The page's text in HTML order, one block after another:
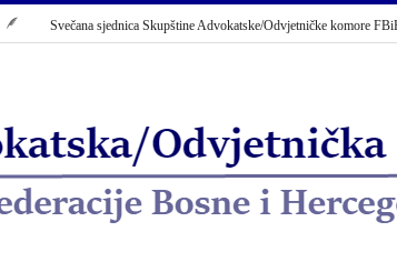
Svečana sjednica Skupštine Advokatske/Odvjetničke komore FBiH